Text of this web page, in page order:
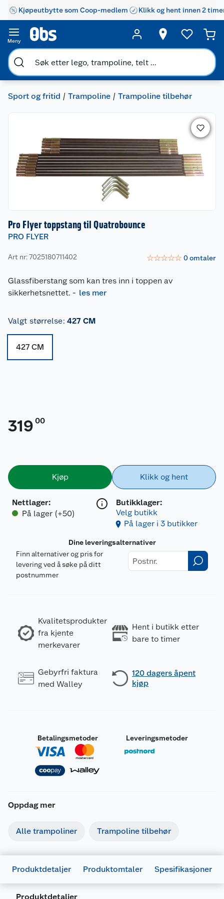
Kjøpeutbytte som Coop-medlem Klikk og hent innen 2
Meny
Sport og fritid Trampoline Trampoline tilbehør
Pro Flyer toppstang til Quatrobounce
PRO FLYER
Art nr: 7025180711402 ☆☆☆☆☆ 0omtaler
Glassfiberstang som kan tres inn i toppen av
sikkerhetsnettet. - les mer
Valgt størrelse: 427 CM
427 CM
319 00
Kjøp
Nettlager:
På lager (+50)
Klikk og hent
Butikklager:
Velg butikk
På lager i 3 butikker
Dine leveringsalternativer
Finn alternativer og pris for
levering ved å søke på ditt
postnummer
Kvalitetsprodukter
fra kjente
merkevarer
Hent i butikk etter
bare to timer
Gebyrfri faktura
med Walley
120 dagers åpent
kjøp
Betalingsmetoder Leveringsmetoder
Oppdag mer
Alle trampoliner Trampoline tilbehør
Produktdetaljer Produktomtaler Spesifikasjoner
Produktdetaljer